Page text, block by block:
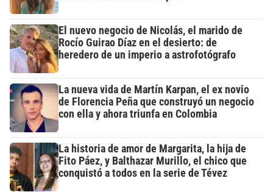
El nuevo negocio de Nicolás, el marido de
Rocío Guirao Díaz en el desierto: de
heredero de un imperio a astrofotógrafo
La nueva vida de Martín Karpan, el ex novio
de Florencia Peña que construyó un negocio
con ella y ahora triunfa en Colombia
La historia de amor de Margarita, la hija de
Fito Páez, y Balthazar Murillo, el chico que
conquistó a todos en la serie de Tévez